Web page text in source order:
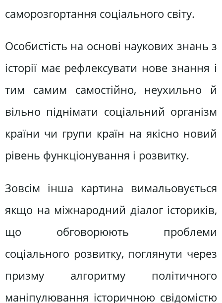
саморозгортання соціального світу.
Особистість на основі наукових знань з
історії має рефлексувати нове знання і
тим самим самостійно, неухильно й
вільно піднімати соціальний організм
країни чи групи країн на якісно новий
рівень функціонування і розвитку.
Зовсім інша картина вимальовується
якщо на міжнародний діалог істориків,
що обговорюють проблеми
соціального розвитку, поглянути через
призму алгоритму політичного
маніпулювання історичною свідомістю